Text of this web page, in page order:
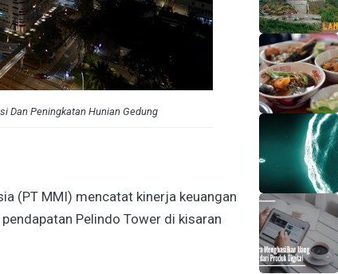
Dan Peningkatan Hunian Gedung
(PT MMI) mencatat kinerja keuangan
Pelindo Tower di kisaran